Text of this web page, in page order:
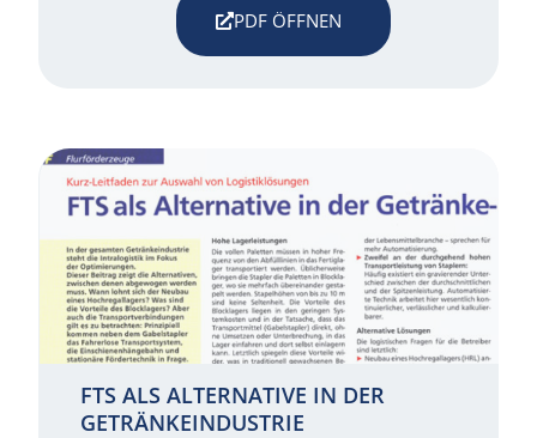
PDF ÖFFNEN
FTS ALS ALTERNATIVE IN DER
GETRÄNKEINDUSTRIE